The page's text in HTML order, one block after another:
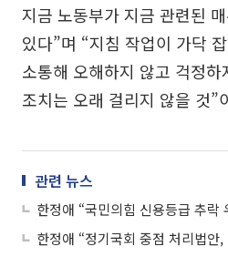
지금 노동부가 지금 관련된
있다”며 “지침 작업이 가닥
소통해 오해하지 않고 걱정
조치는 오래 걸리지 않을 것”
관련 뉴스